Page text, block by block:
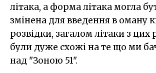
літака, а форма літака могла
змінена для введення в оману
розвідки, загалом літаки з цих
були дуже схожі на те що ми
над "Зоною 51".